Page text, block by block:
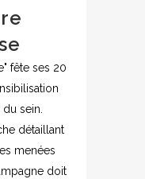
fête ses 20
sein.
détaillant
menées
doit